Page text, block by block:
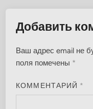
Добавить
Ваш адрес email не
поля помечены *
КОММЕНТАРИЙ *